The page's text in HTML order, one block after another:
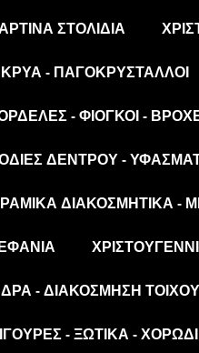
ΣΤΟΛΊΔΙΑ
- ΠΑΓΟΚΡΎΣΤΑΛΛΟΙ
- ΦΙΌΓΚΟΙ -
ΔΈΝΤΡΟΥ -
ΔΙΑΚΟΣΜΗΤΙΚΆ -
- ΔΙΑΚΌΣΜΗΣΗ ΤΟΊΧΟΥ
- ΞΩΤΙΚΆ -